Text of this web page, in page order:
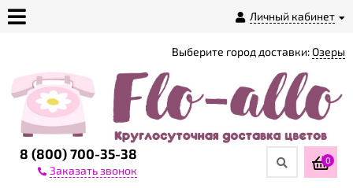
Личный кабинет
магазине
Доставка
8 (800) 700-35-38
Заказать звонок
Выберите город доставки:Озеры
0